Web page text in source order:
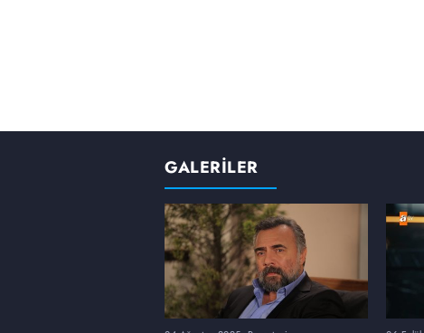
GALERİLER